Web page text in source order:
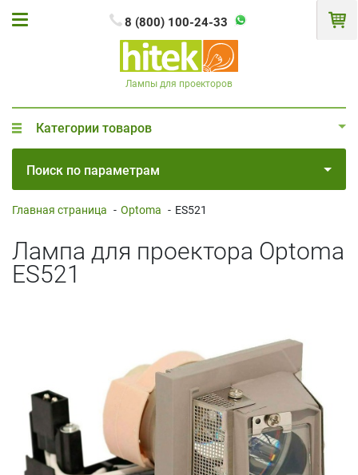
8 (800) 100-24-33
Лампы для проекторов
Категории товаров
Поиск по параметрам
Главная страница - Optoma - ES521
Лампа для проектора Optoma
ES521